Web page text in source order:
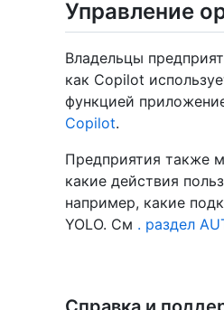
Управление
Владельцы
как Copilot
функцией
Copilot.
Предприятия также
какие действия
например, какие
YOLO. См . раздел